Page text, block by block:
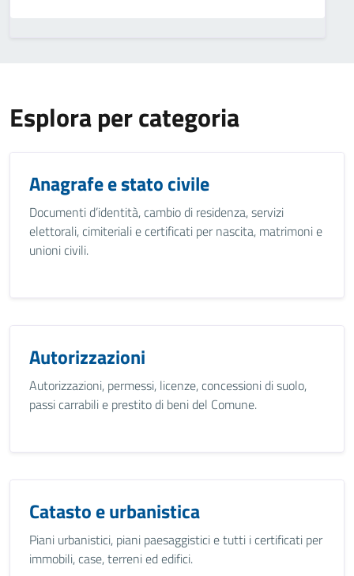
Esplora per categoria
Anagrafe e stato civile
Documenti d’identità, cambio di residenza, servizi
elettorali, cimiteriali e certificati per nascita, matrimoni e
unioni civili.
Autorizzazioni
Autorizzazioni, permessi, licenze, concessioni di suolo,
passi carrabili e prestito di beni del Comune.
Catasto e urbanistica
Piani urbanistici, piani paesaggistici e tutti i certificati per
immobili, case, terreni ed edifici.